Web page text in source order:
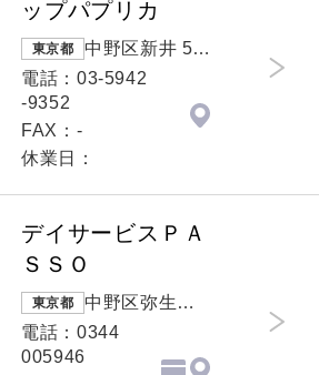
ップパプリカ
東京都
中野区新井 5-1
5-6 片岡ビル
電話：03-5942
-9352
FAX：-
休業日：
デイサービスＰＡ
ＳＳＯ
東京都
中野区弥生町 2
-15-16 ハイ
電話：0344
005946